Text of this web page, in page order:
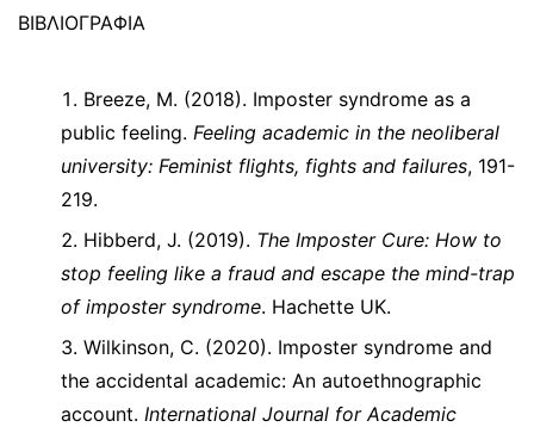
ΒΙΒΛΙΟΓΡΑΦΙΑ
Breeze, M. (2018). Imposter syndrome as a
public feeling. Feeling academic in the neoliberal
university: Feminist flights, fights and failures, 191-
219.
Hibberd, J. (2019). The Imposter Cure: How to
stop feeling like a fraud and escape the mind-trap
of imposter syndrome. Hachette UK.
Wilkinson, C. (2020). Imposter syndrome and
the accidental academic: An autoethnographic
account. International Journal for Academic